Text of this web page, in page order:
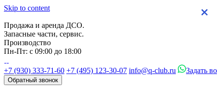
Skip to content
Продажа и аренда ДСО.
Запасные части, сервис.
Производство
Пн-Пт: с 09:00 до 18:00
+7 (930) 333-71-60 +7 (495) 123-30-07 info@q-club.ru Задать
Обратный звонок
×
×
×
×